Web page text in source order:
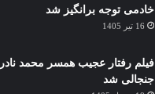
خادمی توجه برانگیز شد
16 تیر 1405
فیلم رفتار عجیب همسر محمد
جنجالی شد